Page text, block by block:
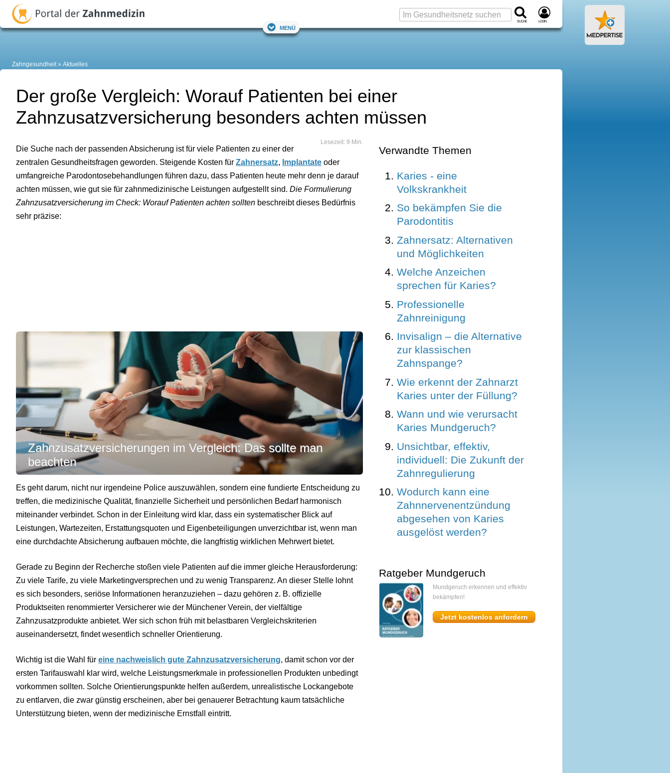
Suche Login
Menü
Zahngesundheit Aktuelles
Der große Vergleich: Worauf Patienten bei einer
Zahnzusatzversicherung besonders achten müssen
Lesezeit: 9 Min.
Die Suche nach der passenden Absicherung ist für viele Patienten zu einer der
zentralen Gesundheitsfragen geworden. Steigende Kosten für Zahnersatz, Implantate oder
umfangreiche Parodontosebehandlungen führen dazu, dass Patienten heute mehr denn je darauf
achten müssen, wie gut sie für zahnmedizinische Leistungen aufgestellt sind. Die Formulierung
Zahnzusatzversicherung im Check: Worauf Patienten achten sollten beschreibt dieses Bedürfnis
sehr präzise:
Zahnzusatzversicherungen im Vergleich: Das sollte man
beachten
Es geht darum, nicht nur irgendeine Police auszuwählen, sondern eine fundierte Entscheidung zu
treffen, die medizinische Qualität, finanzielle Sicherheit und persönlichen Bedarf harmonisch
miteinander verbindet. Schon in der Einleitung wird klar, dass ein systematischer Blick auf
Leistungen, Wartezeiten, Erstattungsquoten und Eigenbeteiligungen unverzichtbar ist, wenn man
eine durchdachte Absicherung aufbauen möchte, die langfristig wirklichen Mehrwert bietet.
Gerade zu Beginn der Recherche stoßen viele Patienten auf die immer gleiche Herausforderung:
Zu viele Tarife, zu viele Marketingversprechen und zu wenig Transparenz. An dieser Stelle lohnt
es sich besonders, seriöse Informationen heranzuziehen – dazu gehören z. B. offizielle
Produktseiten renommierter Versicherer wie der Münchener Verein, der vielfältige
Zahnzusatzprodukte anbietet. Wer sich schon früh mit belastbaren Vergleichskriterien
auseinandersetzt, findet wesentlich schneller Orientierung.
Wichtig ist die Wahl für eine nachweislich gute Zahnzusatzversicherung, damit schon vor der
ersten Tarifauswahl klar wird, welche Leistungsmerkmale in professionellen Produkten unbedingt
vorkommen sollten. Solche Orientierungspunkte helfen außerdem, unrealistische Lockangebote
zu entlarven, die zwar günstig erscheinen, aber bei genauerer Betrachtung kaum tatsächliche
Unterstützung bieten, wenn der medizinische Ernstfall eintritt.
Verwandte Themen
Karies - eine
Volkskrankheit
So bekämpfen Sie die
Parodontitis
Zahnersatz: Alternativen
und Möglichkeiten
Welche Anzeichen
sprechen für Karies?
Professionelle
Zahnreinigung
Invisalign – die Alternative
zur klassischen
Zahnspange?
Wie erkennt der Zahnarzt
Karies unter der Füllung?
Wann und wie verursacht
Karies Mundgeruch?
Unsichtbar, effektiv,
individuell: Die Zukunft der
Zahnregulierung
Wodurch kann eine
Zahnnervenentzündung
abgesehen von Karies
ausgelöst werden?
Ratgeber Mundgeruch
Mundgeruch erkennen und effektiv
bekämpfen!
Jetzt kostenlos anfordern